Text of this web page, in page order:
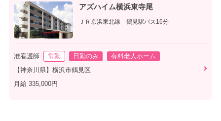
アズハイム横浜東寺尾
ＪＲ京浜東北線 鶴見駅バス16分
准看護師 常勤 日勤のみ
有料老人ホーム
【神奈川県】横浜市鶴見区
月給 335,000円